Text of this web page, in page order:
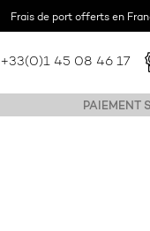
Frais de port offerts en
+33(0)1 45 08 46 17
PAIEMENT